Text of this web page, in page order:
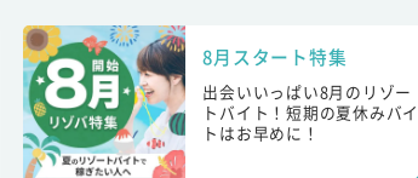
8月スタート特集
出会いいっぱい8月のリゾー
トバイト！短期の夏休みバイ
トはお早めに！